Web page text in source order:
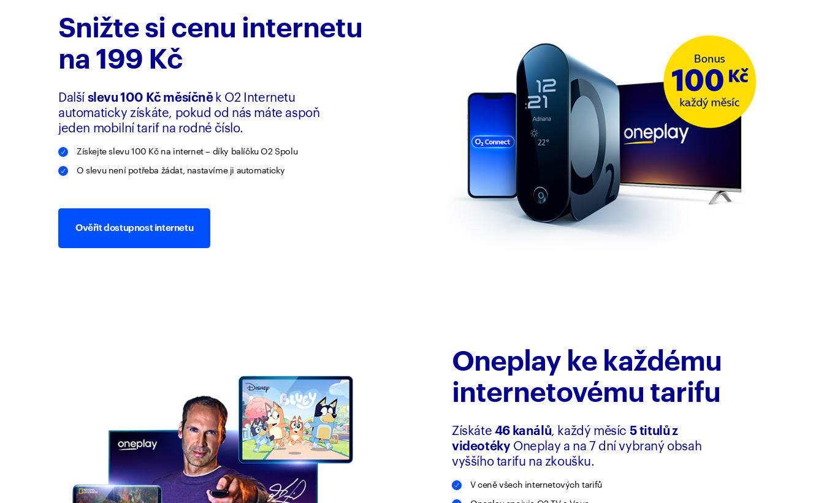
Snižte si cenu internetu
na 199 Kč
Další slevu 100 Kč měsíčně k O2 Internetu
automaticky získáte, pokud od nás máte aspoň
jeden mobilní tarif na rodné číslo.
Získejte slevu 100 Kč na internet – díky balíčku O2 Spolu
O slevu není potřeba žádat, nastavíme ji automaticky
Ověřit dostupnost internetu
Oneplay ke každému
internetovému tarifu
Získáte 46 kanálů, každý měsíc 5 titulů z
videotéky Oneplay a na 7 dní vybraný obsah
vyššího tarifu na zkoušku.
V ceně všech internetových tarifů